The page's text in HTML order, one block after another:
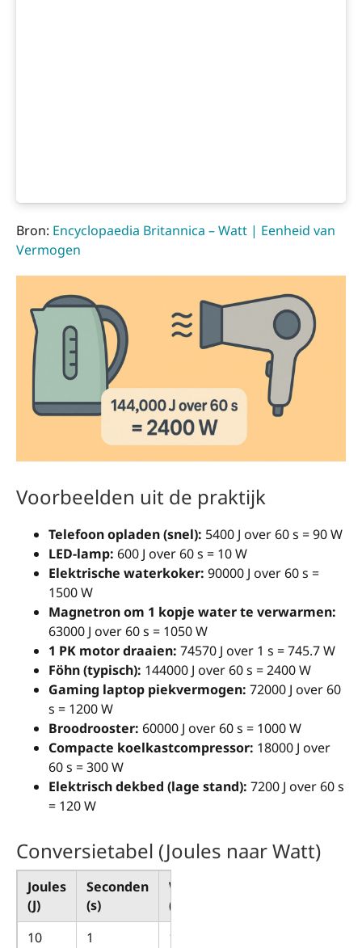
Bron: Encyclopaedia Britannica – Watt | Eenheid van
Vermogen
Voorbeelden uit de praktijk
Telefoon opladen (snel): 5400 J over 60 s = 90 W
LED-lamp: 600 J over 60 s = 10 W
Elektrische waterkoker: 90000 J over 60 s =
1500 W
Magnetron om 1 kopje water te verwarmen:
63000 J over 60 s = 1050 W
1 PK motor draaien: 74570 J over 1 s = 745.7 W
Föhn (typisch): 144000 J over 60 s = 2400 W
Gaming laptop piekvermogen: 72000 J over 60
s = 1200 W
Broodrooster: 60000 J over 60 s = 1000 W
Compacte koelkastcompressor: 18000 J over
60 s = 300 W
Elektrisch dekbed (lage stand): 7200 J over 60 s
= 120 W
Conversietabel (Joules naar Watt)
Joules
(J)
Seconden
(s)
Watt
(W)
10
1
10